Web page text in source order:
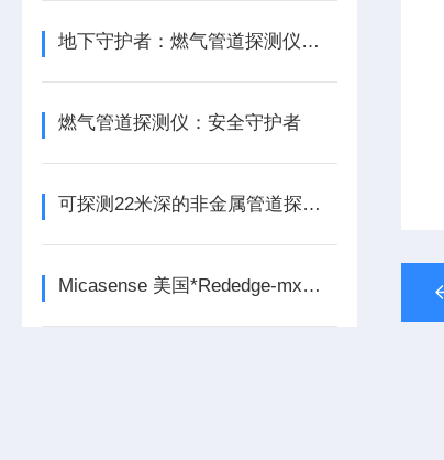
地下守护者：燃气管道探测仪的智慧之旅
燃气管道探测仪：安全守护者
可探测22米深的非金属管道探测仪
Micasense 美国*Rededge-mx农业多光谱相机